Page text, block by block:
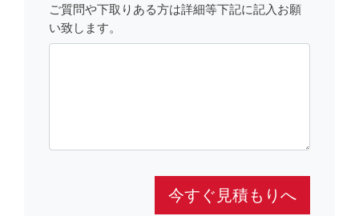
ご質問や下取りある方は詳細等下記に記入お願
い致します。
今すぐ見積もりへ